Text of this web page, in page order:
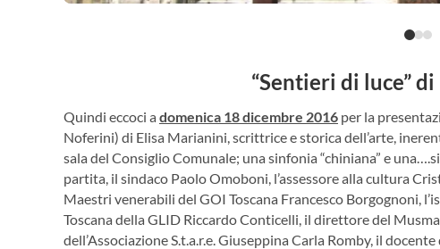
“Sentieri di luce”
Quindi eccoci a domenica 18 dicembre 2016 per la
Noferini) di Elisa Marianini, scrittrice e storica dell’arte,
sala del Consiglio Comunale; una sinfonia “chiniana” e
partita, il sindaco Paolo Omoboni, l’assessore alla cultura
Maestri venerabili del GOI Toscana Francesco Borgognoni,
Toscana della GLID Riccardo Conticelli, il direttore del
dell’Associazione S.t.a.r.e. Giuseppina Carla Romby, il